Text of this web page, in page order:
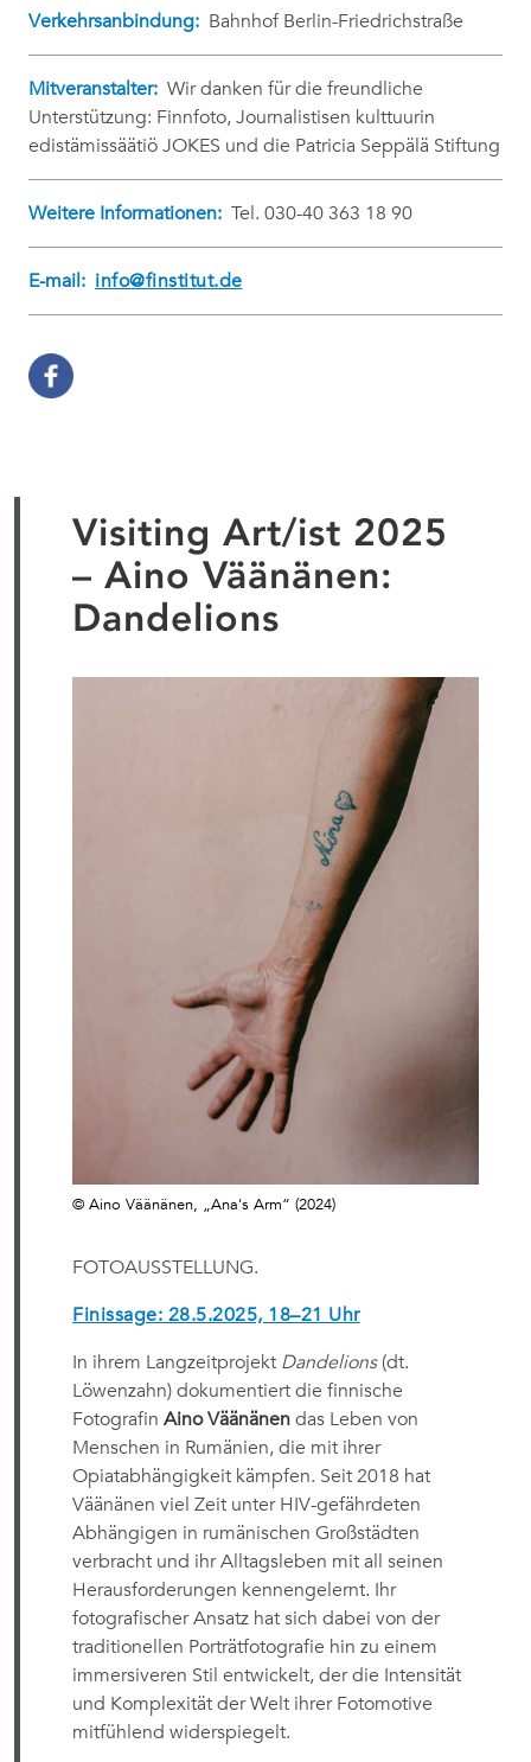
Verkehrsanbindung: Bahnhof Berlin-Friedrichstraße
Mitveranstalter: Wir danken für die freundliche
Unterstützung: Finnfoto, Journalistisen kulttuurin
edistämissäätiö JOKES und die Patricia Seppälä Stiftung
Weitere Informationen: Tel. 030-40 363 18 90
E-mail: info@finstitut.de
Visiting Art/ist 2025
– Aino Väänänen:
Dandelions
© Aino Väänänen, „Ana's Arm“ (2024)
FOTOAUSSTELLUNG.
Finissage: 28.5.2025, 18–21 Uhr
In ihrem Langzeitprojekt Dandelions (dt.
Löwenzahn) dokumentiert die finnische
Fotografin Aino Väänänen das Leben von
Menschen in Rumänien, die mit ihrer
Opiatabhängigkeit kämpfen. Seit 2018 hat
Väänänen viel Zeit unter HIV-gefährdeten
Abhängigen in rumänischen Großstädten
verbracht und ihr Alltagsleben mit all seinen
Herausforderungen kennengelernt. Ihr
fotografischer Ansatz hat sich dabei von der
traditionellen Porträtfotografie hin zu einem
immersiveren Stil entwickelt, der die Intensität
und Komplexität der Welt ihrer Fotomotive
mitfühlend widerspiegelt.